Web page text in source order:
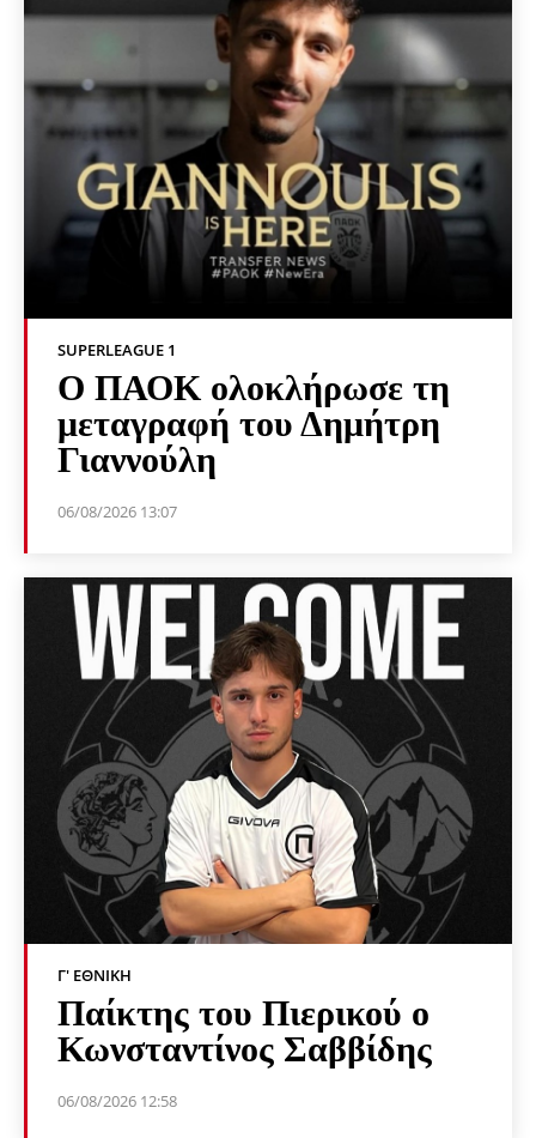
SUPERLEAGUE 1
Ο ΠΑΟΚ ολοκλήρωσε τη
μεταγραφή του Δημήτρη
Γιαννούλη
06/08/2026 13:07
Γ' ΕΘΝΙΚΉ
Παίκτης του Πιερικού ο
Κωνσταντίνος Σαββίδης
06/08/2026 12:58